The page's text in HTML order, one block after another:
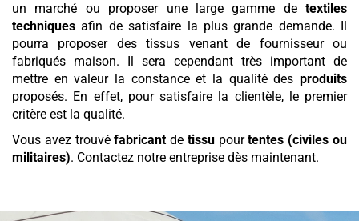
un marché ou proposer une large gamme de textiles
techniques afin de satisfaire la plus grande demande. Il
pourra proposer des tissus venant de fournisseur ou
fabriqués maison. Il sera cependant très important de
mettre en valeur la constance et la qualité des produits
proposés. En effet, pour satisfaire la clientèle, le premier
critère est la qualité.
Vous avez trouvéfabricant de tissupourtentes (civiles ou
militaires). Contactez notre entreprise dès maintenant.